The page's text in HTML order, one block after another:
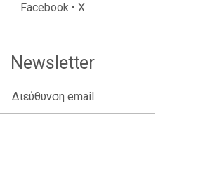
Facebook • X
Newsletter
Διεύθυνση email